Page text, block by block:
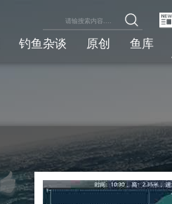
钓鱼杂谈 原创 鱼库